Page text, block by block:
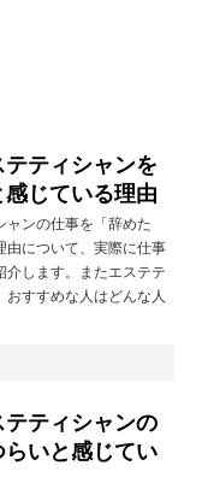
テティシャンを
じている理由
ャンの仕事を「辞めた
由について、実際に仕事
介します。またエステテ
おすすめな人はどんな人
テティシャンの
いと感じてい